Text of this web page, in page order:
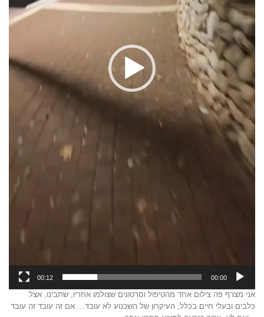
00:00
00:12
אני מצרף פה צילום אחד מהטיפול וסרטונים שצולמו אחריו, שתבינו, אצל
כלבים ובעלי חיים בכלל, העיקרון של השכנוע לא עובד… אם זה עובד זה עובד